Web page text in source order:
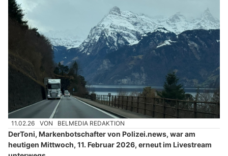
11.02.26 VON BELMEDIA REDAKTION
DerToni, Markenbotschafter von Polizei.news, war am
heutigen Mittwoch, 11. Februar 2026, erneut im Livestream